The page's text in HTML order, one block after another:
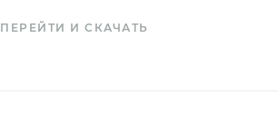
ПЕРЕЙТИ И СКАЧАТЬ